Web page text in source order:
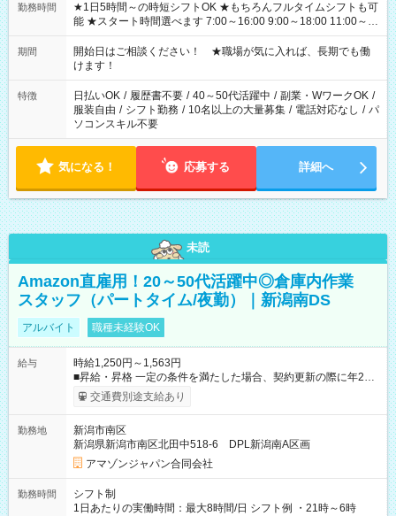
勤務時間
★1日5時間～の時短シフトOK ★もちろんフルタイムシフトも可
能 ★スタート時間選べます 7:00～16:00 9:00～18:00 11:00～
20:00 など 残業なし！ ※Wワークの場合、他のお仕事と合わせ
週40時間超の就業はご案内できません ※法令に基づき、週20時
間以上勤務は社会保険への加入対象となります ※労働者派遣法
（日雇い派遣の原則禁止）により、短時間・短期間の就業はご
案内が難しい場合があります
期間
開始日はご相談ください！ ★職場が気に入れば、長期でも働
けます！
特徴 日払いOK / 履歴書不要 / 40～50代活躍中 / 副業・WワークOK /
服装自由 / シフト勤務 / 10名以上の大量募集 / 電話対応なし / パ
ソコンスキル不要
気になる！ 応募する 詳細へ
未読
Amazon直雇用！20～50代活躍中◎倉庫内作業
スタッフ（パートタイム/夜勤）｜新潟南DS
アルバイト 職種未経験OK
給与
時給1,250円～1,563円
■昇給・昇格 一定の条件を満たした場合、契約更新の際に年2回
まで昇給の機会があります。 ■正社員登用制度あり ※月末締/翌
月25日支払い ※時間外手当、別途支給 ※深夜割増賃金 (22:00～
☆Amazon直雇用で安定して働けます！ 【試用期間】試用期間
あり 試用期間の長さ：1週間 雇用形態、給与は本採用時と同じ
です。
交通費別途支給あり
勤務地
新潟市南区
新潟県新潟市南区北田中518-6 DPL新潟南A区画
アマゾンジャパン合同会社
勤務時間
シフト制
1日あたりの実働時間：最大8時間/日 シフト例 ・21時～6時